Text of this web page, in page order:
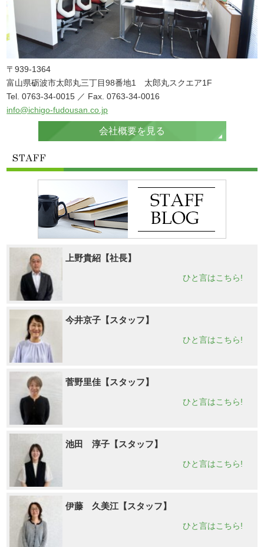
〒939-1364
富山県砺波市太郎丸三丁目98番地1 太郎丸スクエア1F
Tel. 0763-34-0015 ／ Fax. 0763-34-0016
info@ichigo-fudousan.co.jp
会社概要を見る
上野貴紹【社長】
ひと言はこちら!
今井京子【スタッフ】
ひと言はこちら!
菅野里佳【スタッフ】
ひと言はこちら!
池田 淳子【スタッフ】
ひと言はこちら!
伊藤 久美江【スタッフ】
ひと言はこちら!